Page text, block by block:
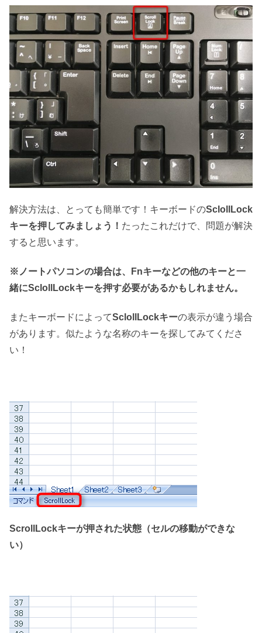
解決方法は、とっても簡単です！キーボードのSclollLock
キーを押してみましょう！ たったこれだけで、問題が解決
すると思います。
※ノートパソコンの場合は、Fnキーなどの他のキーと一
緒にSclollLockキーを押す必要があるかもしれません。
またキーボードによってSclollLockキーの表示が違う場合
があります。似たような名称のキーを探してみてくださ
い！
ScrollLockキーが押された状態（セルの移動ができな
い）